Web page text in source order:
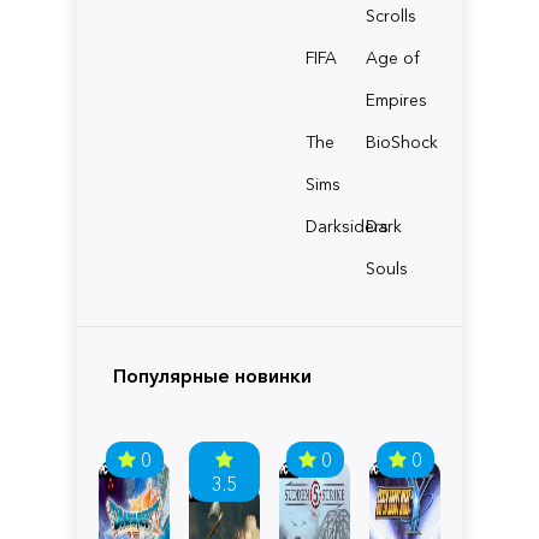
Scrolls
FIFA
Age of
Empires
The
Sims
BioShock
Darksiders
Dark
Souls
Популярные новинки
0
3.5
0 0